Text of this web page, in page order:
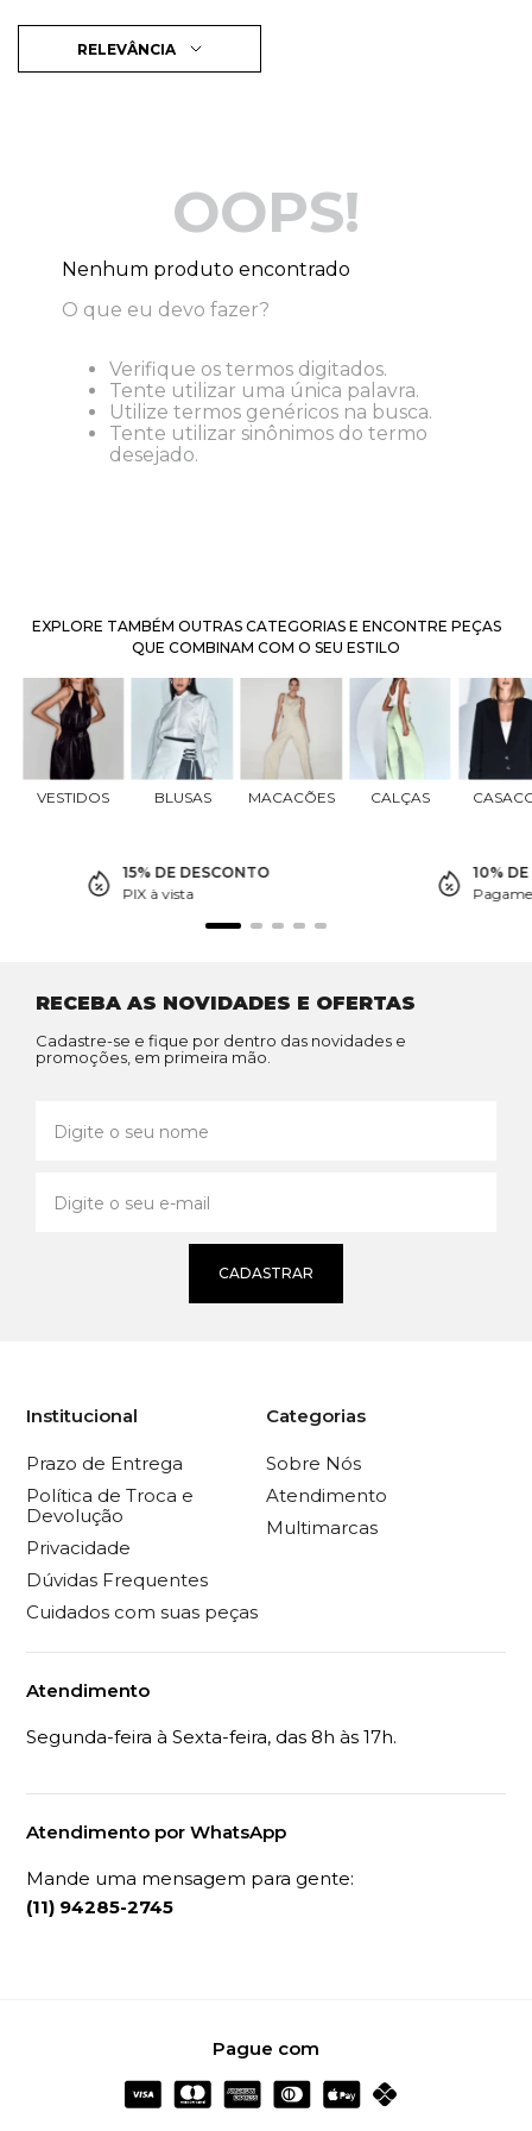
RELEVÂNCIA
OOPS!
Nenhum produto encontrado
O que eu devo fazer?
Verifique os termos digitados.
Tente utilizar uma única palavra.
Utilize termos genéricos na busca.
Tente utilizar sinônimos do termo
desejado.
EXPLORE TAMBÉM OUTRAS CATEGORIAS E ENCONTRE PEÇAS
QUE COMBINAM COM O SEU ESTILO
VESTIDOS BLUSAS MACACÕES CALÇAS
15% DE DESCONTO
PIX à vista
10%
RECEBA AS NOVIDADES E OFERTAS
Cadastre-se e fique por dentro das novidades e
promoções, em primeira mão.
CADASTRAR
Institucional
Prazo de Entrega
Política de Troca e
Devolução
Privacidade
Dúvidas Frequentes
Cuidados com suas peças
Categorias
Sobre Nós
Atendimento
Multimarcas
Atendimento
Segunda-feira à Sexta-feira, das 8h às 17h.
Atendimento por WhatsApp
Mande uma mensagem para gente:
(11) 94285-2745
Pague com